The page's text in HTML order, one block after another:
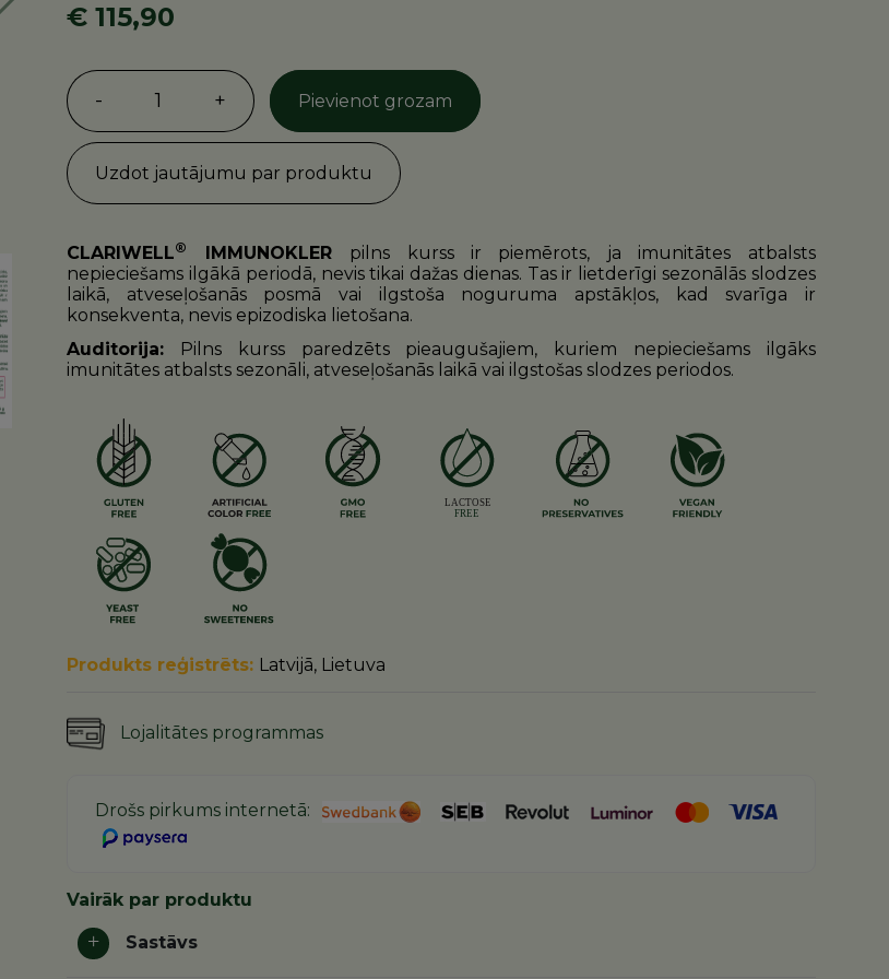
€ 115,90
- 1 + Pievienot grozam
Uzdot jautājumu par produktu
CLARIWELL® IMMUNOKLER pilns kurss ir piemērots, ja imunitātes atbalsts
nepieciešams ilgākā periodā, nevis tikai dažas dienas. Tas ir lietderīgi sezonālās slodzes
laikā, atveseļošanās posmā vai ilgstoša noguruma apstākļos, kad svarīga ir
konsekventa, nevis epizodiska lietošana.
Auditorija: Pilns kurss paredzēts pieaugušajiem, kuriem nepieciešams ilgāks
imunitātes atbalsts sezonāli, atveseļošanās laikā vai ilgstošas slodzes periodos.
Produkts reģistrēts: Latvijā, Lietuva
Lojalitātes programmas
Drošs pirkums internetā:
Vairāk par produktu
Sastāvs